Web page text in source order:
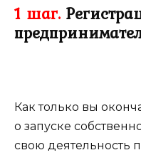
1 шаг.
Как только вы
о запуске
свою деятельность